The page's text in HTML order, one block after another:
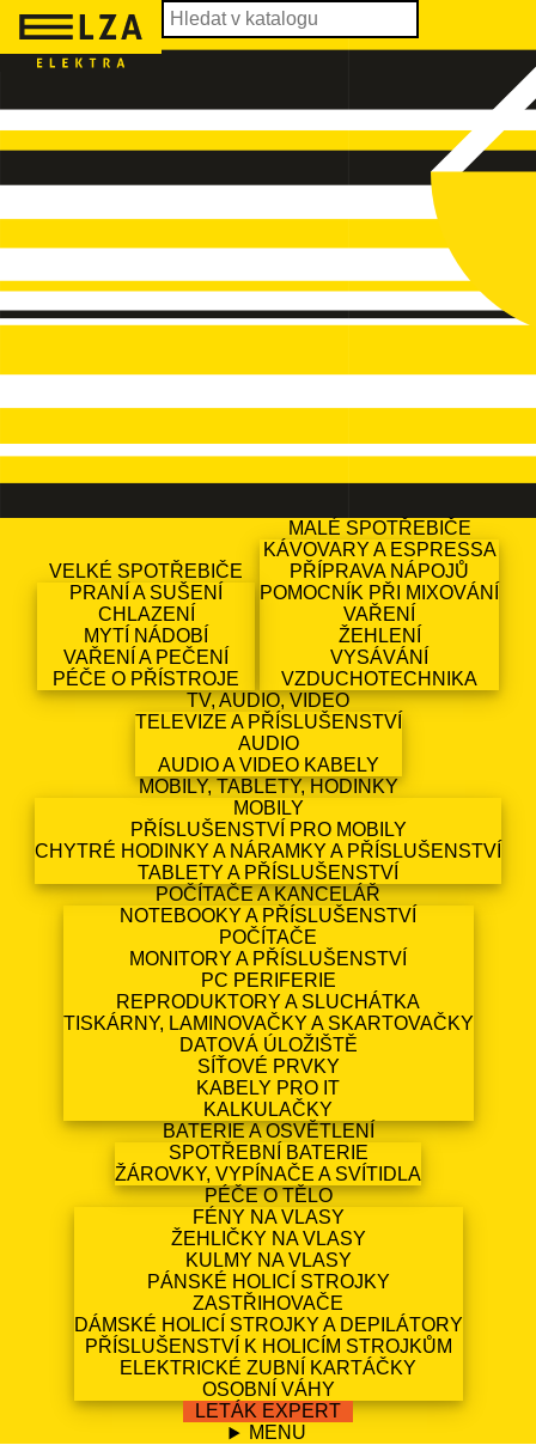
VELKÉ SPOTŘEBIČE
PRANÍ A SUŠENÍ
CHLAZENÍ
MYTÍ NÁDOBÍ
VAŘENÍ A PEČENÍ
PÉČE O PŘÍSTROJE
MALÉ SPOTŘEBIČE
KÁVOVARY A ESPRESSA
PŘÍPRAVA NÁPOJŮ
POMOCNÍK PŘI MIXOVÁNÍ
VAŘENÍ
ŽEHLENÍ
VYSÁVÁNÍ
VZDUCHOTECHNIKA
TV, AUDIO, VIDEO
TELEVIZE A PŘÍSLUŠENSTVÍ
AUDIO
AUDIO A VIDEO KABELY
MOBILY, TABLETY, HODINKY
MOBILY
PŘÍSLUŠENSTVÍ PRO MOBILY
CHYTRÉ HODINKY A NÁRAMKY A PŘÍSLUŠENSTVÍ
TABLETY A PŘÍSLUŠENSTVÍ
POČÍTAČE A KANCELÁŘ
NOTEBOOKY A PŘÍSLUŠENSTVÍ
POČÍTAČE
MONITORY A PŘÍSLUŠENSTVÍ
PC PERIFERIE
REPRODUKTORY A SLUCHÁTKA
TISKÁRNY, LAMINOVAČKY A SKARTOVAČKY
DATOVÁ ÚLOŽIŠTĚ
SÍŤOVÉ PRVKY
KABELY PRO IT
KALKULAČKY
BATERIE A OSVĚTLENÍ
SPOTŘEBNÍ BATERIE
ŽÁROVKY, VYPÍNAČE A SVÍTIDLA
PÉČE O TĚLO
FÉNY NA VLASY
ŽEHLIČKY NA VLASY
KULMY NA VLASY
PÁNSKÉ HOLICÍ STROJKY
ZASTŘIHOVAČE
DÁMSKÉ HOLICÍ STROJKY A DEPILÁTORY
PŘÍSLUŠENSTVÍ K HOLICÍM STROJKŮM
ELEKTRICKÉ ZUBNÍ KARTÁČKY
OSOBNÍ VÁHY
LETÁK EXPERT
MENU